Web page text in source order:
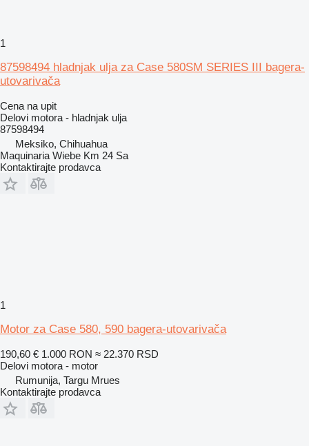
1
87598494 hladnjak ulja za Case 580SM SERIES III bagera-
utovarivača
Cena na upit
Delovi motora - hladnjak ulja
87598494
Meksiko, Chihuahua
Maquinaria Wiebe Km 24 Sa
Kontaktirajte prodavca
1
Motor za Case 580, 590 bagera-utovarivača
190,60 € 1.000 RON ≈ 22.370 RSD
Delovi motora - motor
Rumunija, Targu Mrues
Kontaktirajte prodavca